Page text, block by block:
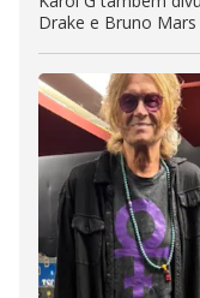
Drake e Bruno Mars